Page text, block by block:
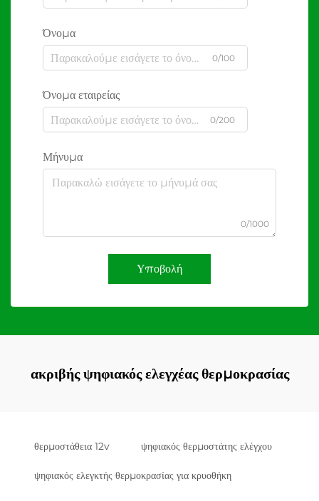
Όνομα
0/100
Όνομα εταιρείας
0/200
Μήνυμα
0/1000
Υποβολή
ακριβής ψηφιακός ελεγχέας θερμοκρασίας
θερμοστάθεια 12v ψηφιακός θερμοστάτης ελέγχου
ψηφιακός ελεγκτής θερμοκρασίας για κρυοθήκη